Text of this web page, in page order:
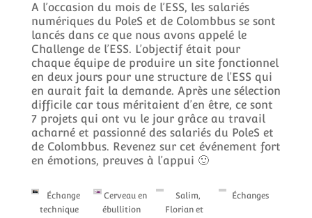
A l’occasion du mois de l’ESS, les salariés
numériques du PoleS et de Colombbus se sont
lancés dans ce que nous avons appelé le
Challenge de l’ESS. L’objectif était pour
chaque équipe de produire un site fonctionnel
en deux jours pour une structure de l’ESS qui
en aurait fait la demande. Après une sélection
difficile car tous méritaient d’en être, ce sont
7 projets qui ont vu le jour grâce au travail
acharné et passionné des salariés du PoleS et
de Colombbus. Revenez sur cet événement fort
en émotions, preuves à l’appui 🙂
Échange
technique
Cerveau en
ébullition
Salim,
Florian et
Échanges